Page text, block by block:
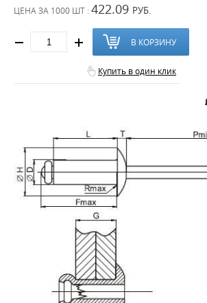
ЦЕНА ЗА 1000 ШТ : 422.09 РУБ.
В КОРЗИНУ
Купить в один клик